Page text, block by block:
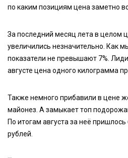
по каким позициям цена заметно
За последний месяц лета в целом
увеличились незначительно. Как
показатели не превышают 7%.
августе цена одного килограмма
Также немного прибавили в цене
майонез. А замыкает топ
По итогам августа за неё
рублей.